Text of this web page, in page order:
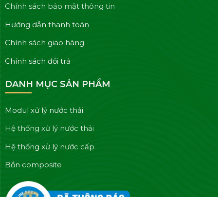
Chính sách bảo mật thông tin
Hướng dẫn thanh toán
Chính sách giao hàng
Chính sách đổi trả
DANH MỤC SẢN PHẨM
Modul xử lý nước thải
Hệ thống xử lý nước thải
Hệ thống xử lý nước cấp
Bồn composite